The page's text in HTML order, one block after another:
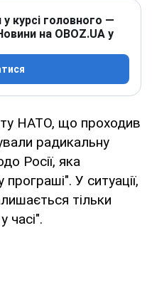
курсі головного —
на OBOZ.UA у
НАТО, що проходив
радикальну
Росії, яка
У ситуації,
тільки
часі".